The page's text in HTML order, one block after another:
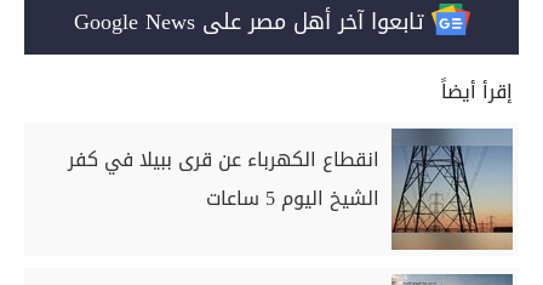
تابعوا آخر أهل مصر على Google News
إقرأ أيضاً
انقطاع الكهرباء عن قرى ببيلا في كفر
الشيخ اليوم 5 ساعات